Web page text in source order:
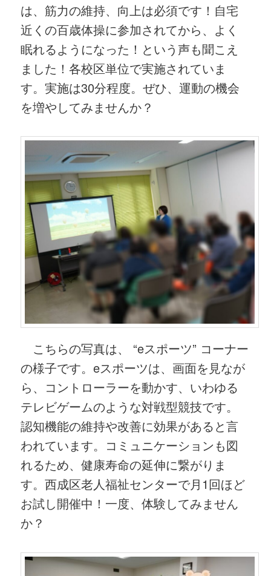
は、筋力の維持、向上は必須です！自宅
近くの百歳体操に参加されてから、よく
眠れるようになった！という声も聞こえ
ました！各校区単位で実施されていま
す。実施は30分程度。ぜひ、運動の機会
を増やしてみませんか？
こちらの写真は、 “eスポーツ” コーナー
の様子です。eスポーツは、画面を見なが
ら、コントローラーを動かす、いわゆる
テレビゲームのような対戦型競技です。
認知機能の維持や改善に効果があると言
われています。コミュニケーションも図
れるため、健康寿命の延伸に繋がりま
す。西成区老人福祉センターで月1回ほど
お試し開催中！一度、体験してみません
か？